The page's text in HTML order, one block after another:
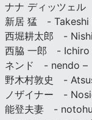
ナナ ディッツェ
新居 猛 - Takeshi
西堀耕太郎 -
西脇 一郎 - Ichiro
ネンド - nendo –
野木村敦史 -
ノザイナー -
能登夫妻 -